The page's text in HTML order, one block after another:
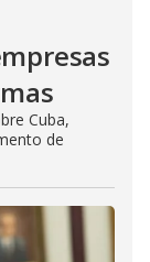
Cuba,
de